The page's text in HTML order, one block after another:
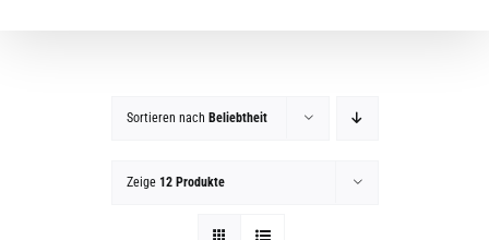
Sortieren nach Beliebtheit
Zeige 12 Produkte